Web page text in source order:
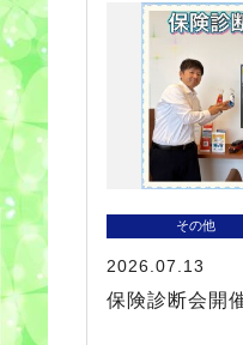
その他
2026.07.13
保険診断会開